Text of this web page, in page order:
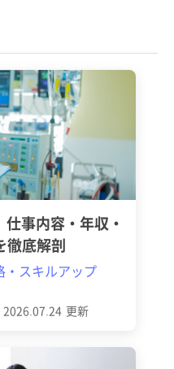
2026.07.24 更新
事内容・年収・
徹底解剖
・スキルアップ